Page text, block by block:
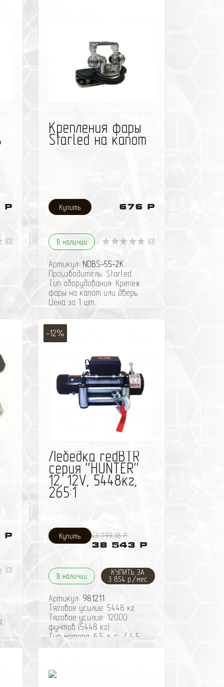
Световозвращатель
Напряжение питания 10-
Р
(0)
Крепления фары
Starled на капот
676 Р
В наличии (0)
Артикул: NDBS-55-2K
Производитель: Starled
Тип оборудования: Крепёж
фары на капот или дверь
Цена за 1 шт.
Для автомобилей:
– Универсальная г.в.
Р
(0)
-12%
Лебедка redBTR
серия ''HUNTER''
12, 12V, 5448кг,
265:1
43 799,38 Р
38 543 Р
В наличии
КУПИТЬ ЗА
3 854 р./мес
Артикул: 981211
Тяговое усилие: 5448 кг
Тяговое усилие: 12000
фунтов (5448 кг)
Тип мотора: 6,5 л. с. / 4,5
кВт, 12 В, с обмоткой
планетарный